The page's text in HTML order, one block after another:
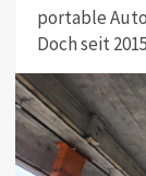
portable
Doch seit